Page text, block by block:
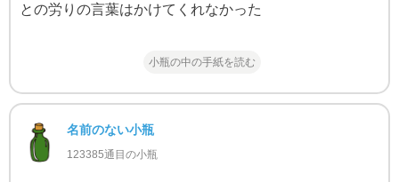
との労りの言葉はかけてくれなかった
小瓶の中の手紙を読む
名前のない小瓶
123385通目の小瓶